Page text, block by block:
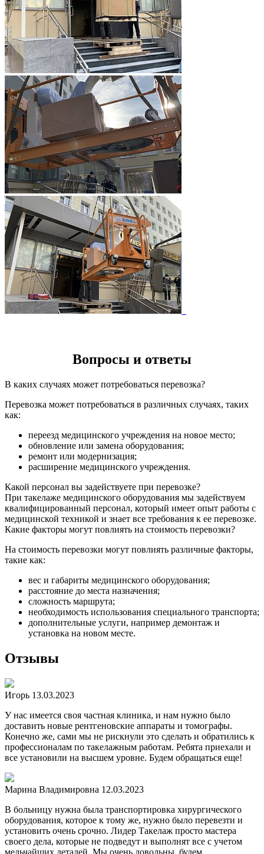
Вопросы и ответы
В каких случаях может потребоваться перевозка?
Перевозка может потребоваться в различных случаях, таких
как:
переезд медицинского учреждения на новое место;
обновление или замена оборудования;
ремонт или модернизация;
расширение медицинского учреждения.
Какой персонал вы задействуете при перевозке?
При такелаже медицинского оборудования мы задействуем
квалифицированный персонал, который имеет опыт работы с
медицинской техникой и знает все требования к ее перевозке.
Какие факторы могут повлиять на стоимость перевозки?
На стоимость перевозки могут повлиять различные факторы,
такие как:
вес и габариты медицинского оборудования;
расстояние до места назначения;
сложность маршрута;
необходимость использования специального транспорта;
дополнительные услуги, например демонтаж и
установка на новом месте.
Отзывы
Игорь 13.03.2023
У нас имеется своя частная клиника, и нам нужно было
доставить новые рентгеновские аппараты и томографы.
Конечно же, сами мы не рискнули это сделать и обратились к
профессионалам по такелажным работам. Ребята приехали и
все установили на высшем уровне. Будем обращаться еще!
Марина Владимировна 12.03.2023
В больницу нужна была транспортировка хирургического
оборудования, которое к тому же, нужно было перевезти и
установить очень срочно. Лидер Такелаж просто мастера
своего дела, которые не подведут и выполнят все с учетом
мельчайших деталей. Мы очень довольны, будем